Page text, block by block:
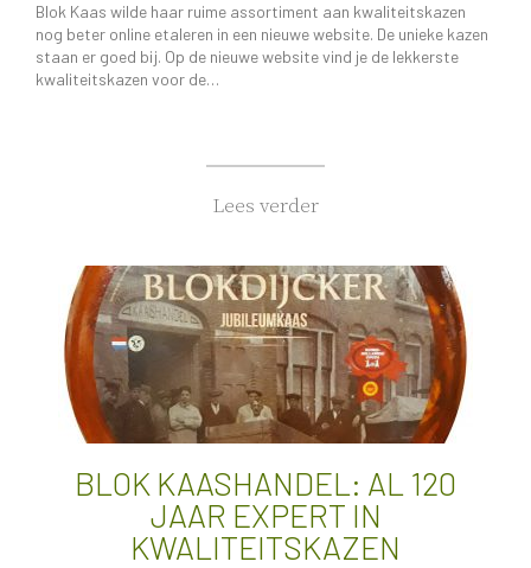
Blok Kaas wilde haar ruime assortiment aan kwaliteitskazen
nog beter online etaleren in een nieuwe website. De unieke kazen
staan er goed bij. Op de nieuwe website vind je de lekkerste
kwaliteitskazen voor de…
Lees verder
BLOK KAASHANDEL: AL 120
JAAR EXPERT IN
KWALITEITSKAZEN